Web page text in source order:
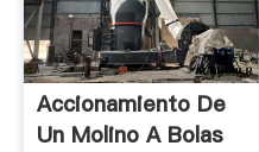
Accionamiento De
Un Molino A Bolas